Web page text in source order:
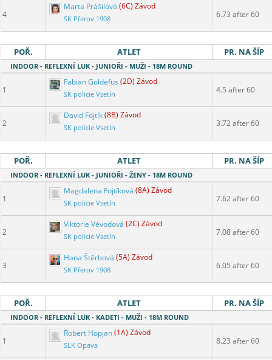
4
Marta Prášilová (6C) Závod
SK Přerov 1908 6.73 after 60
POŘ. ATLET PR. NA ŠÍP
INDOOR - REFLEXNÍ LUK - JUNIOŘI - MUŽI - 18M ROUND
1
Fabian Goldefus (2D) Závod
SK policie Vsetín 4.5 after 60
2
David Fojtík(8B) Závod
SK policie Vsetín 3.72 after 60
POŘ. ATLET PR. NA ŠÍP
INDOOR - REFLEXNÍ LUK - JUNIOŘI - ŽENY - 18M ROUND
1
Magdalena Fojtíková (8A) Závod
SK policie Vsetín 7.62 after 60
2
Viktorie Vévodová (2C) Závod
SK policie Vsetín 7.08 after 60
3
Hana Štěrbová (5A) Závod
SK Přerov 1908 6.05 after 60
POŘ. ATLET PR. NA ŠÍP
INDOOR - REFLEXNÍ LUK - KADETI - MUŽI - 18M ROUND
1
Robert Hopjan(1A) Závod
SLK Opava 8.23 after 60